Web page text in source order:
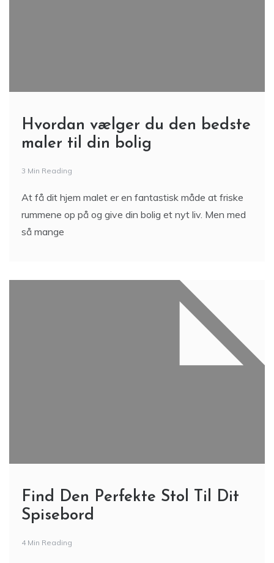
Hvordan vælger du den bedste
maler til din bolig
3 Min Reading
At få dit hjem malet er en fantastisk måde at friske
rummene op på og give din bolig et nyt liv. Men med
så mange
Find Den Perfekte Stol Til Dit
Spisebord
4 Min Reading